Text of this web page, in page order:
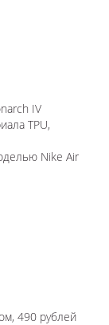
IV
TPU,
Nike Air
490 рублей